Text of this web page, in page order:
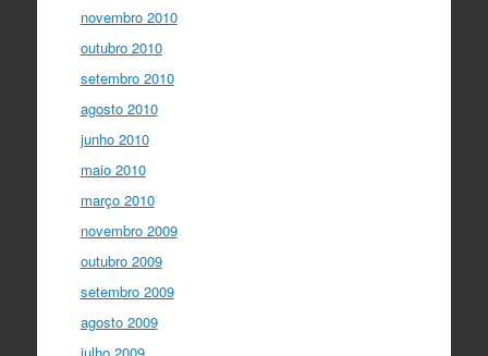
novembro 2010
outubro 2010
setembro 2010
agosto 2010
junho 2010
maio 2010
março 2010
novembro 2009
outubro 2009
setembro 2009
agosto 2009
julho 2009